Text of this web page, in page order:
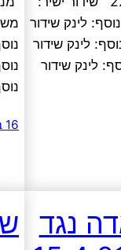
לינק שידור
לינק שידור
לינק שידור
16 באפריל 2021
נגד